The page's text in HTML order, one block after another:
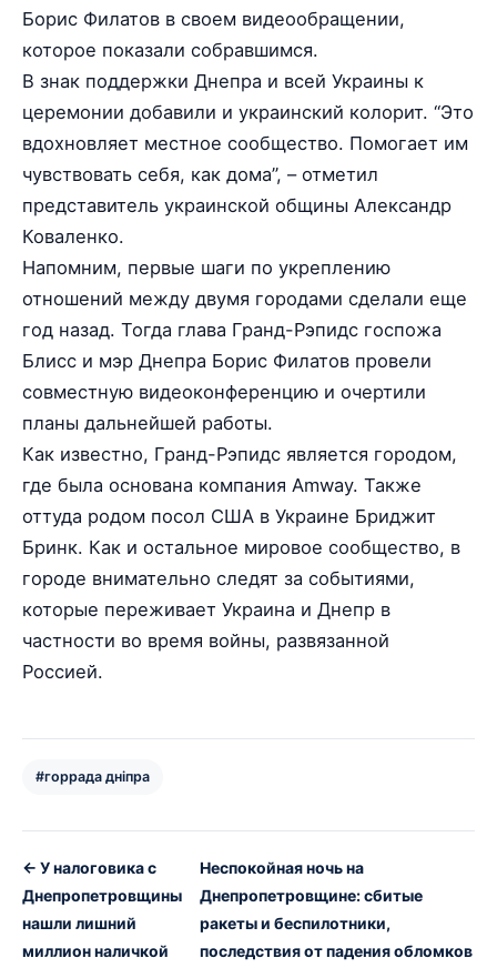
Борис Филатов в своем видеообращении,
которое показали собравшимся.
В знак поддержки Днепра и всей Украины к
церемонии добавили и украинский колорит. “Это
вдохновляет местное сообщество. Помогает им
чувствовать себя, как дома”, – отметил
представитель украинской общины Александр
Коваленко.
Напомним, первые шаги по укреплению
отношений между двумя городами сделали еще
год назад. Тогда глава Гранд-Рэпидс госпожа
Блисс и мэр Днепра Борис Филатов провели
совместную видеоконференцию и очертили
планы дальнейшей работы.
Как известно, Гранд-Рэпидс является городом,
где была основана компания Amway. Также
оттуда родом посол США в Украине Бриджит
Бринк. Как и остальное мировое сообщество, в
городе внимательно следят за событиями,
которые переживает Украина и Днепр в
частности во время войны, развязанной
Россией.
#горрада дніпра
← У налоговика с
Днепропетровщины
нашли лишний
миллион наличкой
Неспокойная ночь на
Днепропетровщине: сбитые
ракеты и беспилотники,
последствия от падения обломков